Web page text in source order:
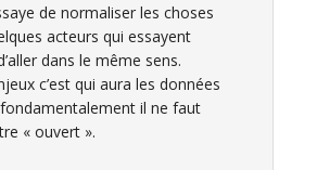
de normaliser les choses
acteurs qui essayent
dans le même sens.
c’est qui aura les données
il ne faut
« ouvert ».